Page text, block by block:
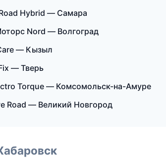
Hybrid — Самара
Nord — Волгоград
— Кызыл
— Тверь
Torque — Комсомольск-на-Амуре
Road — Великий Новгород